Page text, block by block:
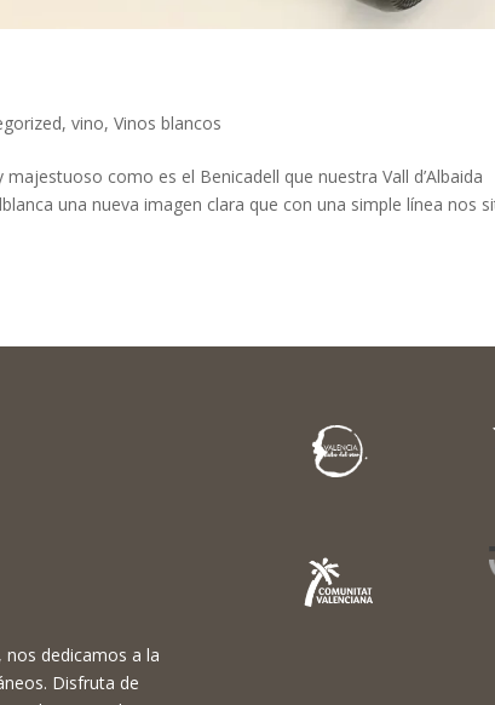
,vino,Vinos blancos
como es el Benicadell que nuestra Vall d’Albaida
una nueva imagen clara que con una simple línea nos
, nos dedicamos a la
Disfruta de